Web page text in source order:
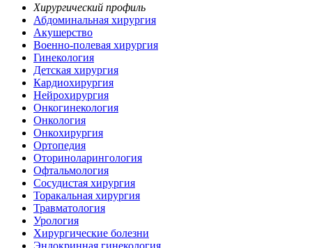
Хирургический профиль
Абдоминальная хирургия
Акушерство
Военно-полевая хирургия
Гинекология
Детская хирургия
Кардиохирургия
Нейрохирургия
Онкогинекология
Онкология
Онкохирургия
Ортопедия
Оториноларингология
Офтальмология
Сосудистая хирургия
Торакальная хирургия
Травматология
Урология
Хирургические болезни
Эндокринная гинекология